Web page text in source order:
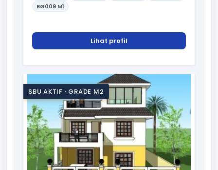
BG009 M1
Lihat profil
SBU AKTIF · GRADE M2